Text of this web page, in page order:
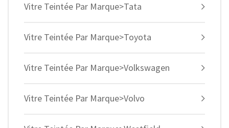
Vitre Teintée Par Marque>Tata
Vitre Teintée Par Marque>Toyota
Vitre Teintée Par Marque>Volkswagen
Vitre Teintée Par Marque>Volvo